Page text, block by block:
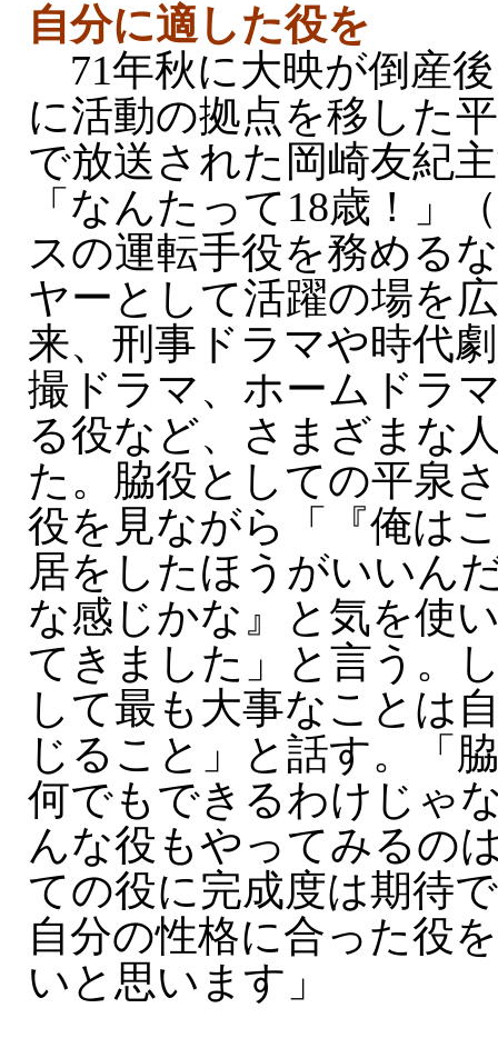
自分に適した役を
71年秋に大映が倒産
に活動の拠点を移した
で放送された岡崎友紀
「なんたって18歳！」
スの運転手役を務める
ヤーとして活躍の場を
来、刑事ドラマや時代
撮ドラマ、ホームドラ
る役など、さまざまな
た。脇役としての平泉
役を見ながら「『俺は
居をしたほうがいいん
な感じかな』と気を使
てきました」と言う。
して最も大事なことは
じること」と話す。「
何でもできるわけじゃ
んな役もやってみるの
ての役に完成度は期待
自分の性格に合った役
いと思います」